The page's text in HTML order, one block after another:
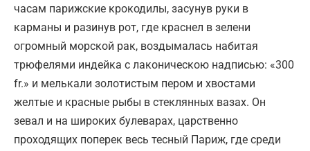
часам парижские крокодилы, засунув руки в
карманы и разинув рот, где краснел в зелени
огромный морской рак, воздымалась набитая
трюфелями индейка с лаконическою надписью: «300
fr.» и мелькали золотистым пером и хвостами
желтые и красные рыбы в стеклянных вазах. Он
зевал и на широких булеварах, царственно
проходящих поперек весь тесный Париж, где среди